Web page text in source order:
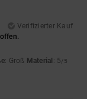
Verifizierter Kauf
: Groß Material : 5/5